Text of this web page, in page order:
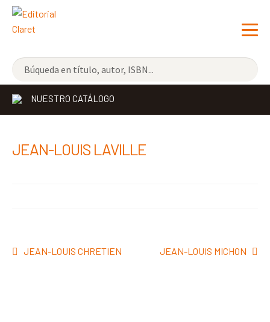
NOVEDADES
LOS MÁS VENDIDOS
NUESTRO CATÁLOGO
JEAN-LOUIS LAVILLE
Navegación
Anterior:
JEAN-LOUIS CHRETIEN Siguiente:
JEAN-LOUIS MICHON